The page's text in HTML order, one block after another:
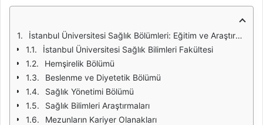
İstanbul Üniversitesi Sağlık Bölümleri: Eğitim ve Araştırma Olanakları
İstanbul Üniversitesi Sağlık Bilimleri Fakültesi
Hemşirelik Bölümü
Beslenme ve Diyetetik Bölümü
Sağlık Yönetimi Bölümü
Sağlık Bilimleri Araştırmaları
Mezunların Kariyer Olanakları